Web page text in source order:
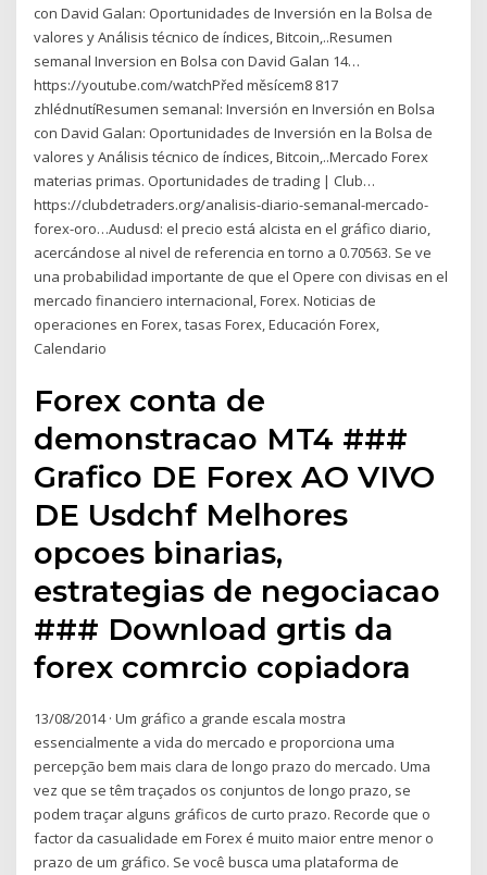
con David Galan: Oportunidades de Inversión en la Bolsa de
valores y Análisis técnico de índices, Bitcoin,..Resumen
semanal Inversion en Bolsa con David Galan 14…
https://youtube.com/watchPřed měsícem8 817
zhlédnutíResumen semanal: Inversión en Inversión en Bolsa
con David Galan: Oportunidades de Inversión en la Bolsa de
valores y Análisis técnico de índices, Bitcoin,..Mercado Forex
materias primas. Oportunidades de trading | Club…
https://clubdetraders.org/analisis-diario-semanal-mercado-
forex-oro…Audusd: el precio está alcista en el gráfico diario,
acercándose al nivel de referencia en torno a 0.70563. Se ve
una probabilidad importante de que el Opere con divisas en el
mercado financiero internacional, Forex. Noticias de
operaciones en Forex, tasas Forex, Educación Forex,
Calendario
Forex conta de
demonstracao MT4 ###
Grafico DE Forex AO VIVO
DE Usdchf Melhores
opcoes binarias,
estrategias de negociacao
### Download grtis da
forex comrcio copiadora
13/08/2014 · Um gráfico a grande escala mostra
essencialmente a vida do mercado e proporciona uma
percepção bem mais clara de longo prazo do mercado. Uma
vez que se têm traçados os conjuntos de longo prazo, se
podem traçar alguns gráficos de curto prazo. Recorde que o
factor da casualidade em Forex é muito maior entre menor o
prazo de um gráfico. Se você busca uma plataforma de